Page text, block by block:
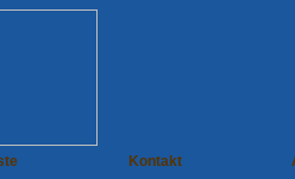
Kontakt